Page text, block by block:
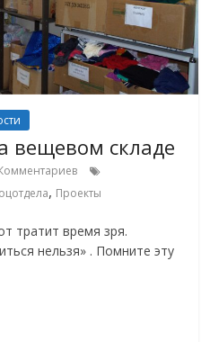
вещевом складе
, Проекты
тратит время зря.
нельзя» . Помните эту